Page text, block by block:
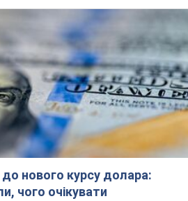
нового курсу долара:
чого очікувати